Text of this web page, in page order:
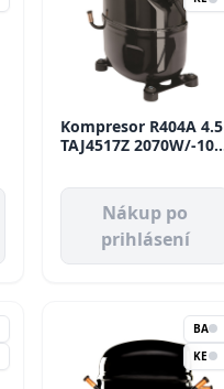
Kompresor R404A 4.5
TAJ4517Z 2070W/-10
Nákup po
prihlásení
BA
KE